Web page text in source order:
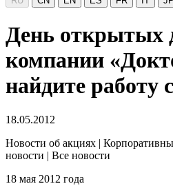
День открытых
компании
найдите работу
18.05.2012
Новости об акциях |
новости | Все новости
18 мая 2012 года